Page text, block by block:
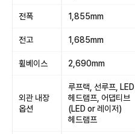
전폭 1,855mm
전고 1,685mm
휠베이스 2,690mm
외관 내장
옵션
루프랙, 선루프, LED
헤드램프, 어댑티브
(LED or 레이저)
헤드램프